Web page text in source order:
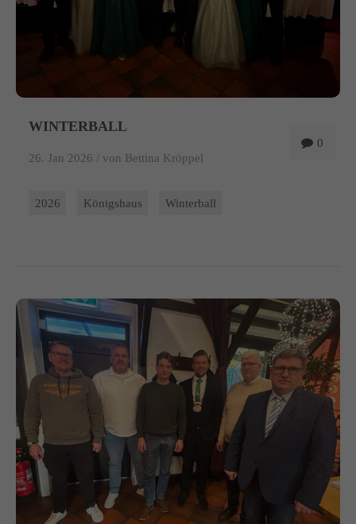
0
WINTERBALL
26. Jan 2026 / von Bettina Kröppel
2026 Königshaus Winterball